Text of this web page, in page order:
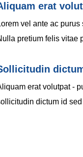
erat
vel ante ac
pretium felis vitae
erat volutpat -
dictum id